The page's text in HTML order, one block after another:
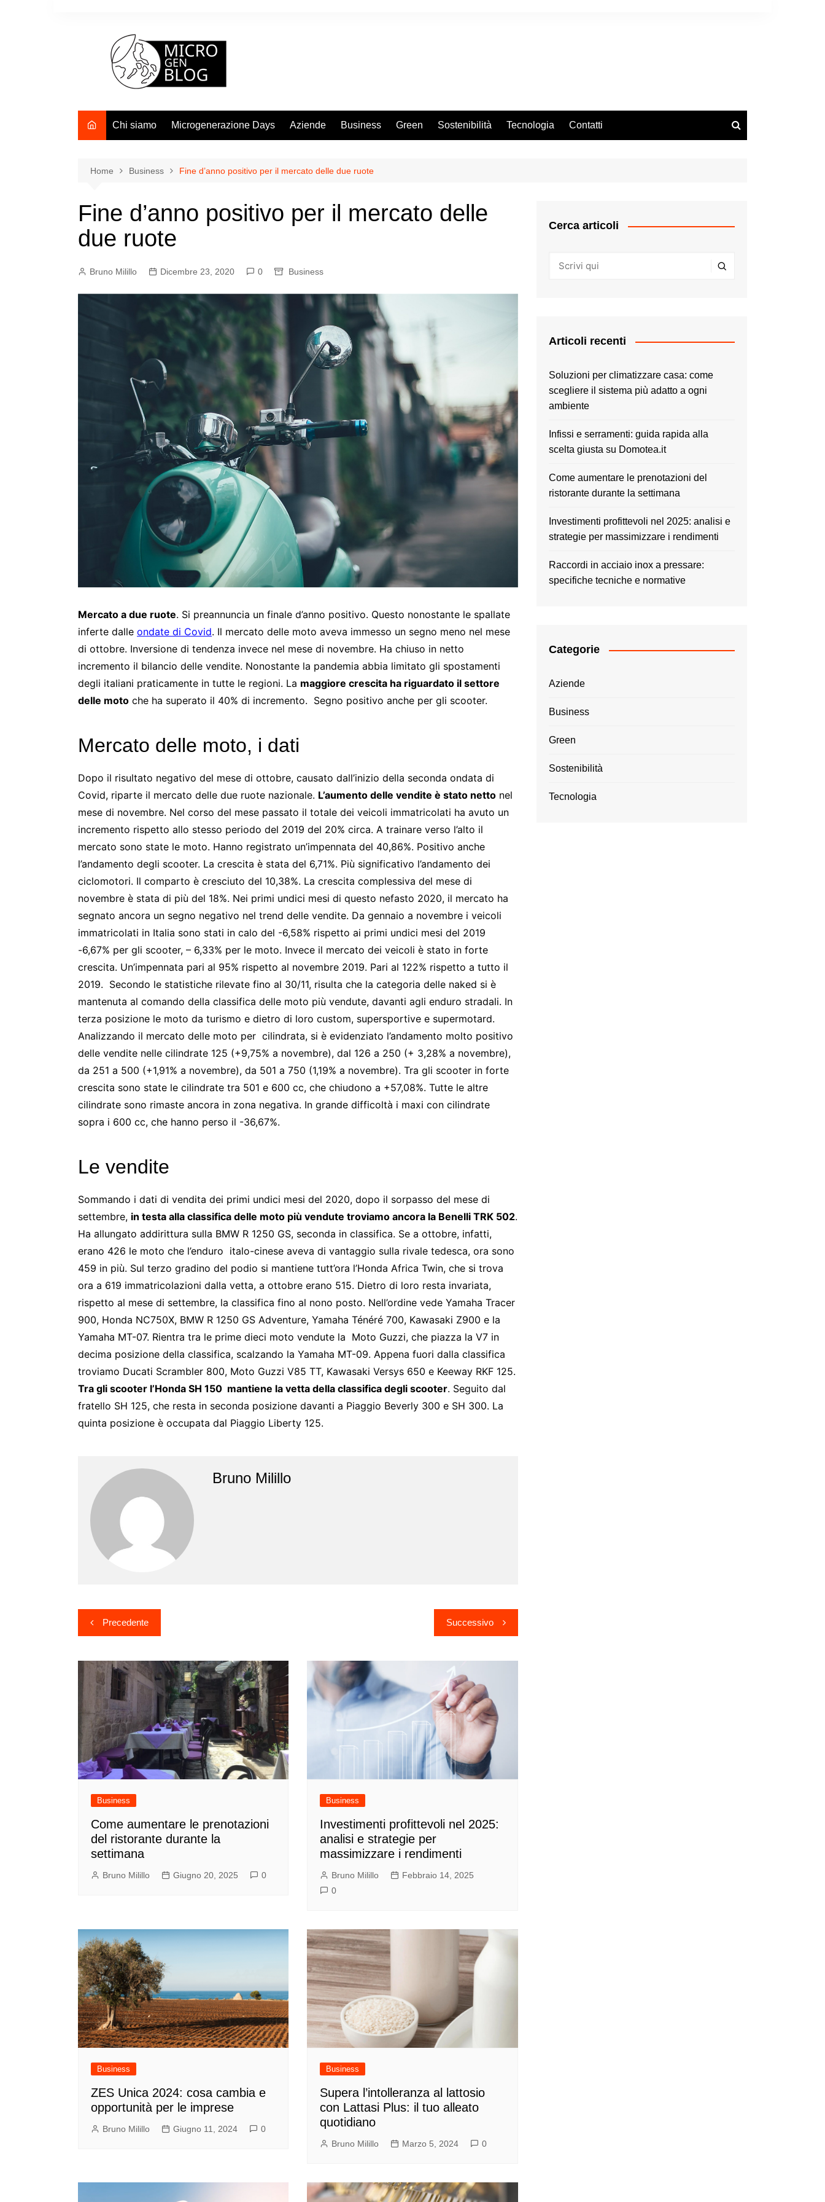
Chi siamo Microgenerazione Days Aziende Business Green Sostenibilità Tecnologia Contatti
Home Business Fine d’anno positivo per il mercato delle due ruote
Fine d’anno positivo per il mercato delle
due ruote
Bruno Milillo Dicembre 23, 2020 0 Business
Mercato a due ruote. Si preannuncia un finale d’anno positivo. Questo nonostante le spallate
inferte dalle ondate di Covid. Il mercato delle moto aveva immesso un segno meno nel mese
di ottobre. Inversione di tendenza invece nel mese di novembre. Ha chiuso in netto
incremento il bilancio delle vendite. Nonostante la pandemia abbia limitato gli spostamenti
degli italiani praticamente in tutte le regioni. La maggiore crescita ha riguardato il settore
delle moto che ha superato il 40% di incremento. Segno positivo anche per gli scooter.
Mercato delle moto, i dati
Dopo il risultato negativo del mese di ottobre, causato dall’inizio della seconda ondata di
Covid, riparte il mercato delle due ruote nazionale. L’aumento delle vendite è stato netto nel
mese di novembre. Nel corso del mese passato il totale dei veicoli immatricolati ha avuto un
incremento rispetto allo stesso periodo del 2019 del 20% circa. A trainare verso l’alto il
mercato sono state le moto. Hanno registrato un’impennata del 40,86%. Positivo anche
l’andamento degli scooter. La crescita è stata del 6,71%. Più significativo l’andamento dei
ciclomotori. Il comparto è cresciuto del 10,38%. La crescita complessiva del mese di
novembre è stata di più del 18%. Nei primi undici mesi di questo nefasto 2020, il mercato ha
segnato ancora un segno negativo nel trend delle vendite. Da gennaio a novembre i veicoli
immatricolati in Italia sono stati in calo del -6,58% rispetto ai primi undici mesi del 2019
-6,67% per gli scooter, – 6,33% per le moto. Invece il mercato dei veicoli è stato in forte
crescita. Un’impennata pari al 95% rispetto al novembre 2019. Pari al 122% rispetto a tutto il
2019. Secondo le statistiche rilevate fino al 30/11, risulta che la categoria delle naked si è
mantenuta al comando della classifica delle moto più vendute, davanti agli enduro stradali. In
terza posizione le moto da turismo e dietro di loro custom, supersportive e supermotard.
Analizzando il mercato delle moto per cilindrata, si è evidenziato l’andamento molto positivo
delle vendite nelle cilindrate 125 (+9,75% a novembre), dal 126 a 250 (+ 3,28% a novembre),
da 251 a 500 (+1,91% a novembre), da 501 a 750 (1,19% a novembre). Tra gli scooter in forte
crescita sono state le cilindrate tra 501 e 600 cc, che chiudono a +57,08%. Tutte le altre
cilindrate sono rimaste ancora in zona negativa. In grande difficoltà i maxi con cilindrate
sopra i 600 cc, che hanno perso il -36,67%.
Le vendite
Sommando i dati di vendita dei primi undici mesi del 2020, dopo il sorpasso del mese di
settembre, in testa alla classifica delle moto più vendute troviamo ancora la Benelli TRK 502.
Ha allungato addirittura sulla BMW R 1250 GS, seconda in classifica. Se a ottobre, infatti,
erano 426 le moto che l’enduro italo-cinese aveva di vantaggio sulla rivale tedesca, ora sono
459 in più. Sul terzo gradino del podio si mantiene tutt’ora l’Honda Africa Twin, che si trova
ora a 619 immatricolazioni dalla vetta, a ottobre erano 515. Dietro di loro resta invariata,
rispetto al mese di settembre, la classifica fino al nono posto. Nell’ordine vede Yamaha Tracer
900, Honda NC750X, BMW R 1250 GS Adventure, Yamaha Ténéré 700, Kawasaki Z900 e la
Yamaha MT-07. Rientra tra le prime dieci moto vendute la Moto Guzzi, che piazza la V7 in
decima posizione della classifica, scalzando la Yamaha MT-09. Appena fuori dalla classifica
troviamo Ducati Scrambler 800, Moto Guzzi V85 TT, Kawasaki Versys 650 e Keeway RKF 125.
Tra gli scooter l’Honda SH 150 mantiene la vetta della classifica degli scooter. Seguito dal
fratello SH 125, che resta in seconda posizione davanti a Piaggio Beverly 300 e SH 300. La
quinta posizione è occupata dal Piaggio Liberty 125.
Bruno Milillo
Navigazione
articoli
Precedente Successivo
Business
Come aumentare le prenotazioni
del ristorante durante la
settimana
Bruno Milillo Giugno 20, 2025 0
Business
Investimenti profittevoli nel 2025:
analisi e strategie per
massimizzare i rendimenti
Bruno Milillo
Febbraio 14, 2025
0
Business
ZES Unica 2024: cosa cambia e
opportunità per le imprese
Bruno Milillo Giugno 11, 2024 0
Business
Supera l’intolleranza al lattosio
con Lattasi Plus: il tuo alleato
quotidiano
Bruno Milillo Marzo 5, 2024 0
Cerca articoli
Articoli recenti
Soluzioni per climatizzare casa: come
scegliere il sistema più adatto a ogni
ambiente
Infissi e serramenti: guida rapida alla
scelta giusta su Domotea.it
Come aumentare le prenotazioni del
ristorante durante la settimana
Investimenti profittevoli nel 2025: analisi e
strategie per massimizzare i rendimenti
Raccordi in acciaio inox a pressare:
specifiche tecniche e normative
Categorie
Aziende
Business
Green
Sostenibilità
Tecnologia